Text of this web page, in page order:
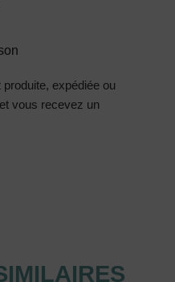
expédiée ou
vous recevez un